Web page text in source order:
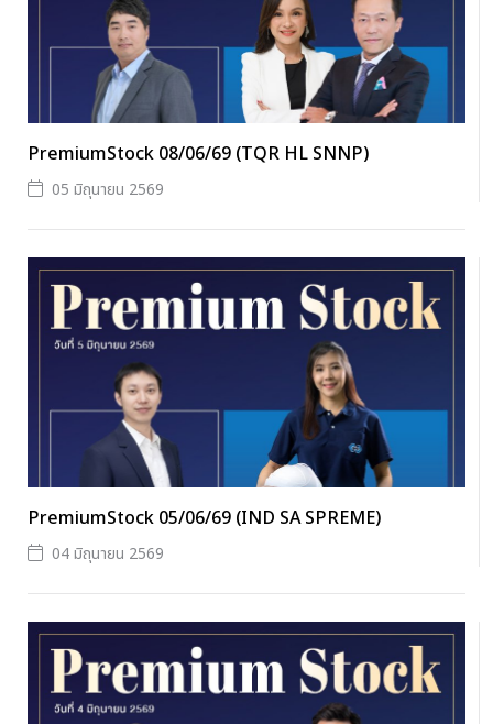
PremiumStock 08/06/69 (TQR HL SNNP)
05 มิถุนายน 2569
PremiumStock 05/06/69 (IND SA SPREME)
04 มิถุนายน 2569